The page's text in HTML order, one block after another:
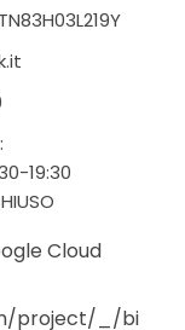
19:30
Cloud
project/_/bi